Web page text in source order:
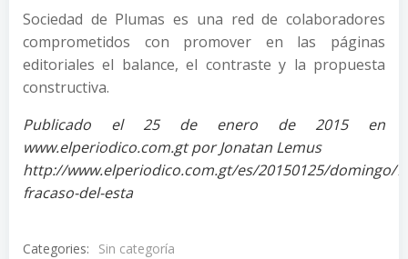
Sociedad de Plumas es una red de colaboradores
comprometidos con promover en las páginas
editoriales el balance, el contraste y la propuesta
constructiva.
Publicado el 25 de enero de 2015 en
www.elperiodico.com.gt por Jonatan Lemus
http://www.elperiodico.com.gt/es/20150125/domingo/
fracaso-del-esta
Categories: Sin categoría